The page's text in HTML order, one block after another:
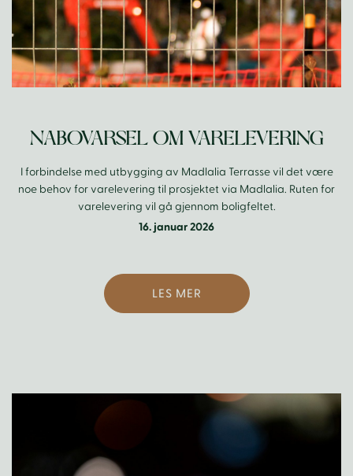
NABOVARSEL OM VARELEVERING
I forbindelse med utbygging av Madlalia Terrasse vil det være
noe behov for varelevering til prosjektet via Madlalia. Ruten for
varelevering vil gå gjennom boligfeltet.
16. januar 2026
LES MER